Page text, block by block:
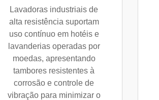
Lavadoras industriais de
alta resistência suportam
uso contínuo em hotéis e
lavanderias operadas por
moedas, apresentando
tambores resistentes à
corrosão e controle de
vibração para minimizar o